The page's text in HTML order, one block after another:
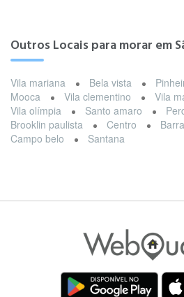
Outros Locais para morar em
Vila mariana Bela vista
Mooca
Vila clementino
Vila
Vila olímpia
Santo amaro
Brooklin paulista
Centro
Campo belo
Santana